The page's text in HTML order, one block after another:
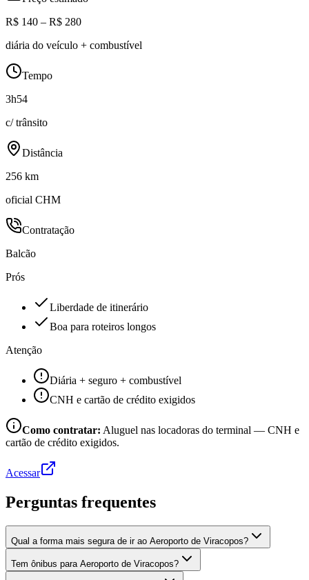
R$ 140 – R$ 280
diária do veículo + combustível
Tempo
3h54
c/ trânsito
Distância
256 km
oficial CHM
Contratação
Balcão
Prós
Liberdade de itinerário
Boa para roteiros longos
Atenção
Diária + seguro + combustível
CNH e cartão de crédito exigidos
Como contratar: Aluguel nas locadoras do terminal — CNH e
cartão de crédito exigidos.
Acessar
Perguntas frequentes
Qual a forma mais segura de ir ao Aeroporto de Viracopos?
Tem ônibus para Aeroporto de Viracopos?